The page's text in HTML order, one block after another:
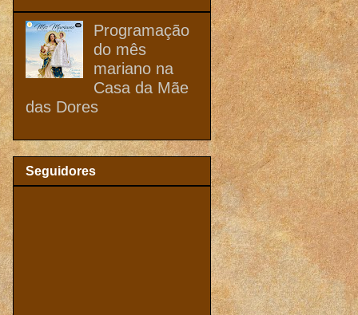
Programação
do mês
mariano na
Casa da Mãe
das Dores
Seguidores